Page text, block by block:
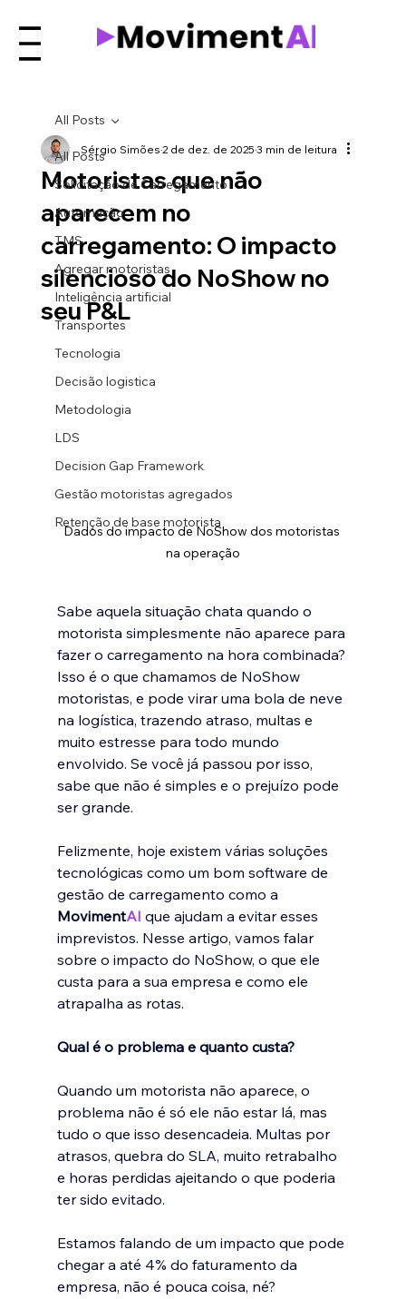
All Posts
Solicitação de Carregamento
Automação
TMS
Agregar motoristas
Inteligência artificial
Transportes
Tecnologia
Decisão logistica
Metodologia
LDS
Decision Gap Framework
Gestão motoristas agregados
Retenção de base motorista
All Posts
Motoristas que não
aparecem no
carregamento: O impacto
silencioso do NoShow no
seu P&L
Sérgio Simões2 de dez. de 20253 min de leitura
Dados do impacto de NoShow dos motoristas
na operação
Sabe aquela situação chata quando o
motorista simplesmente não aparece para
fazer o carregamento na hora combinada?
Isso é o que chamamos de NoShow
motoristas﻿, e pode virar uma bola de neve
na logística, trazendo atraso, multas e
muito estresse para todo mundo
envolvido. Se você já passou por isso,
sabe que não é simples e o prejuízo pode
ser grande.
Felizmente, hoje existem várias soluções
tecnológicas como um bom software de
gestão de carregamento﻿ como a
MovimentAI que ajudam a evitar esses
imprevistos. Nesse artigo, vamos falar
sobre o impacto do NoShow, o que ele
custa para a sua empresa e como ele
atrapalha as rotas.
Qual é o problema e quanto custa?
Quando um motorista não aparece, o
problema não é só ele não estar lá, mas
tudo o que isso desencadeia. Multas por
atrasos, quebra do SLA, muito retrabalho
e horas perdidas ajeitando o que poderia
ter sido evitado.
Estamos falando de um impacto que pode
chegar a até 4% do faturamento da
empresa, não é pouca coisa, né?